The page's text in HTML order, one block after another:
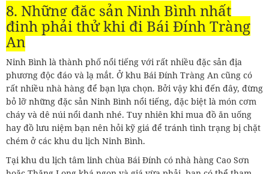
8. Những đặc sản Ninh Bình nhất
định phải thử khi đi Bái Đính Tràng
An
Ninh Bình là thành phố nổi tiếng với rất nhiều đặc sản địa
phương độc đáo và lạ mắt. Ở khu Bái Đính Tràng An cũng có
rất nhiều nhà hàng để bạn lựa chọn. Bởi vậy khi đến đây, đừng
bỏ lỡ những đặc sản Ninh Bình nổi tiếng, đặc biệt là món cơm
cháy và dê núi nổi danh nhé. Tuy nhiên khi mua đồ ăn uống
hay đồ lưu niệm bạn nên hỏi kỹ giá để tránh tình trạng bị chặt
chém ở các khu du lịch Ninh Bình.
Tại khu du lịch tâm linh chùa Bái Đính có nhà hàng Cao Sơn